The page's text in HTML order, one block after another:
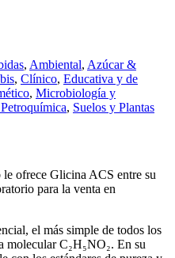
, Ambiental, Azúcar &
, Clínico, Educativa y de
, Microbiología y
, Suelos y Plantas
ofrece Glicina ACS entre su
para la venta en
el más simple de todos los
molecular C₂H₅NO₂. En su